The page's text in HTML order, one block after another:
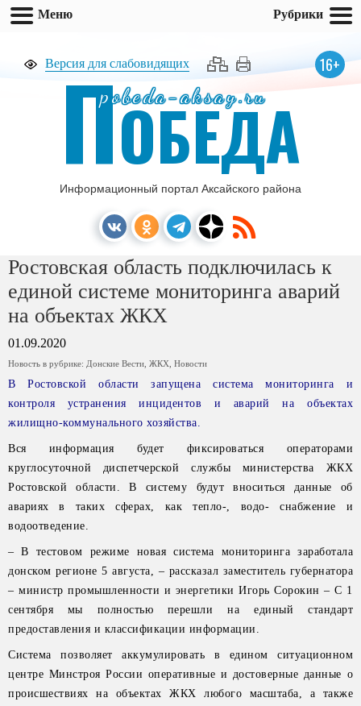
Версия для слабовидящих 16+
pobeda-aksay.ru
ПОБЕДА
Информационный портал Аксайского района
Ростовская область подключилась к
единой системе мониторинга аварий
на объектах ЖКХ
01.09.2020
Новость в рубрике: Донские Вести ЖКХ Новости
В Ростовской области запущена система мониторинга и
контроля устранения инцидентов и аварий на объектах
жилищно-коммунального хозяйства.
Вся информация будет фиксироваться операторами
круглосуточной диспетчерской службы министерства ЖКХ
Ростовской области. В систему будут вноситься данные об
авариях в таких сферах, как тепло-, водо- снабжение и
водоотведение.
– В тестовом режиме новая система мониторинга заработала
донском регионе 5 августа, – рассказал заместитель губернатора
– министр промышленности и энергетики Игорь Сорокин – С 1
сентября мы полностью перешли на единый стандарт
предоставления и классификации информации.
Система позволяет аккумулировать в едином ситуационном
центре Минстроя России оперативные и достоверные данные о
происшествиях на объектах ЖКХ любого масштаба, а также
Меню Рубрики